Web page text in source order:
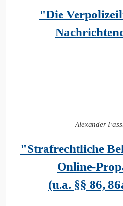
"Die
Alexander
"Strafrechtliche
Online-
(u.a. §§ 86,